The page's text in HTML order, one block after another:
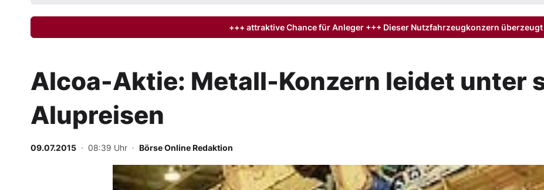
Finanz-Check
Abo & Shop
BO-Musterdepots
Experten
+++ attraktive Chance für Anleger +++ Dieser Nutzfahrzeugkonzern überzeugt
Alcoa-Aktie: Metall-Konzern leidet unter
Alupreisen
09.07.2015 · 08:39 Uhr · Börse Online Redaktion